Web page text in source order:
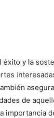
y la
de
importancia